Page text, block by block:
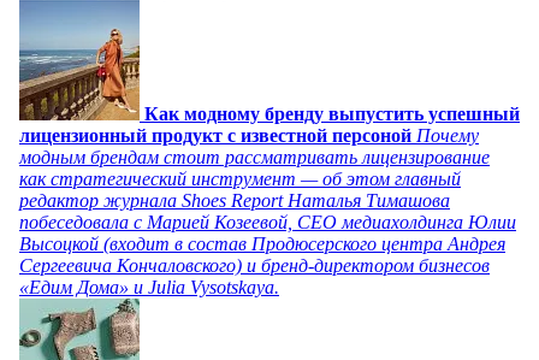
Как модному бренду выпустить успешный
лицензионный продукт с известной персоной Почему
модным брендам стоит рассматривать лицензирование
как стратегический инструмент — об этом главный
редактор журнала Shoes Report Наталья Тимашова
побеседовала с Марией Козеевой, СЕО медиахолдинга Юлии
Высоцкой (входит в состав Продюсерского центра Андрея
Сергеевича Кончаловского) и бренд-директором бизнесов
«Едим Дома» и Julia Vysotskaya.